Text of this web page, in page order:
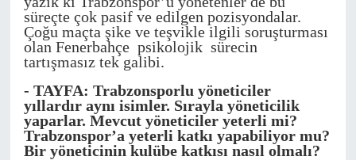
süreçte çok pasif ve edilgen pozisyondalar.
Çoğu maçta şike ve teşvikle ilgili soruşturması
olan Fenerbahçe psikolojik sürecin
tartışmasız tek galibi.
- TAYFA: Trabzonsporlu yöneticiler
yıllardır aynı isimler. Sırayla yöneticilik
yaparlar. Mevcut yöneticiler yeterli mi?
Trabzonspor’a yeterli katkı yapabiliyor mu?
Bir yöneticinin kulübe katkısı nasıl olmalı?